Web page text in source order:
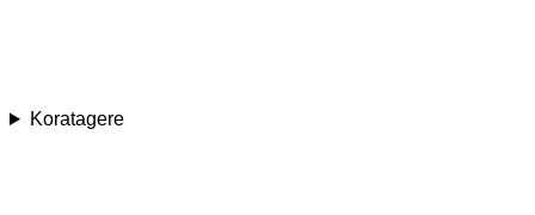
Koratagere